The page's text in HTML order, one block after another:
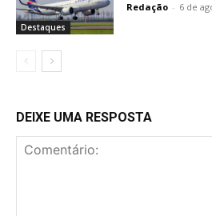
Destaques
Redação - 6 de
DEIXE UMA RESPOSTA